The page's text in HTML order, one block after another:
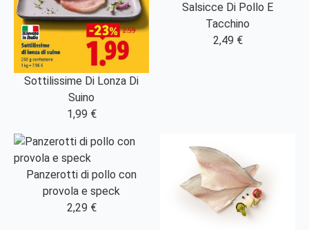
Sottilissime Di Lonza Di
Suino
1,99 €
Salsicce Di Pollo E
Tacchino
2,49 €
Panzerotti di pollo con
provola e speck
2,29 €